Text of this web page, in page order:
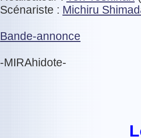
Scénariste : Michiru
Bande-annonce
-MIRAhidote-